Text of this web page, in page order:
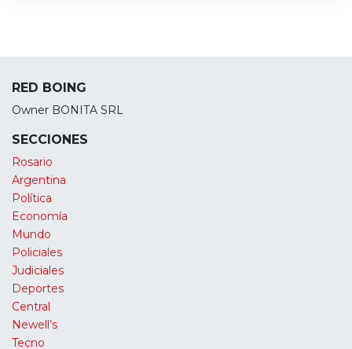
RED BOING
Owner BONITA SRL
SECCIONES
Rosario
Argentina
Política
Economía
Mundo
Policiales
Judiciales
Deportes
Central
Newell’s
Tecno